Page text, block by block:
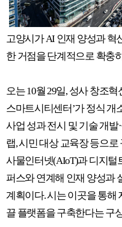
고양시가AI 인재 양성과 혁
한 거점을 단계적으로 확충
오는10월29일,성사 창조혁
스마트시티센터’가 정식 개
사업 성과 전시 및 기술 개발·
랩,시민 대상 교육장 등으로
사물인터넷(AIoT)과 디지털
퍼스와 연계해 인재 양성과
계획이다.시는 이곳을 통해
끌 플랫폼을 구축한다는 구